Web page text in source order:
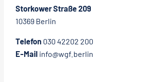
Storkower Straße 209
10369 Berlin
Telefon 030 42202 200
E-Mail info@wgf.berlin